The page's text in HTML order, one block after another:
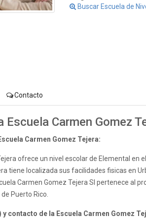
Buscar Escuela de
Contacto
Escuela Carmen Gomez
Carmen Gomez Tejera:
ofrece un nivel escolar de Elemental en
tiene localizada sus facilidades fisicas en
Carmen Gomez Tejera SI pertenece al
Puerto Rico.
contacto de la Escuela Carmen Gomez